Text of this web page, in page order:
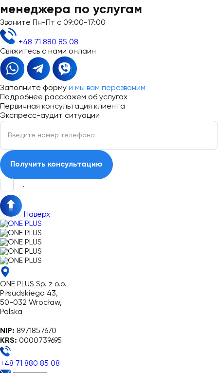
менеджера по услугам
Звоните Пн-Пт с 09:00-17:00
+48 71 880 85 08
Свяжитесь с нами онлайн
Заполните форму и мы вам перезвоним
Подробнее расскажем об услугах
Первичная консультация клиента
Экспресс-аудит ситуации
.
Наверх
ONE PLUS Sp. z o.o.
Piłsudskiego 43,
50-032 Wrocław,
Polska
NIP: 8971857670
KRS: 0000739695
+48 71 880 85 08